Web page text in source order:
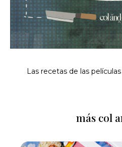
Las recetas de las
más col